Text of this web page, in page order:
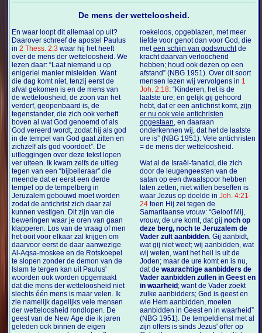
De mens der wetteloosheid.
En waar loopt dit allemaal op uit?
Daarover schreef de apostel Paulus
in2 Thess. 2:3 waar hij het heeft
over de mens der wetteloosheid. We
lezen daar: “Laat niemand u op
enigerlei manier misleiden. Want
die dag komt niet, tenzij eerst de
afval gekomen is en de mens van
de wetteloosheid, de zoon van het
verderf, geopenbaard is, de
tegenstander, die zich ook verheft
boven al wat God genoemd of als
God vereerd wordt, zodat hij als god
in de tempel van God gaat zitten en
zichzelf als god voordoet”. De
uitleggingen over deze tekst lopen
ver uiteen. Ik kwam zelfs de uitleg
tegen van een “bijbelleraar” die
meende dat er eerst een derde
tempel op de tempelberg in
Jeruzalem gebouwd moet worden
zodat de antichrist zich daar zal
kunnen vestigen. Dit zijn van die
beweringen waar je oren van gaan
klapperen. Los van de vraag of men
het ooit voor elkaar zal krijgen om
daarvoor eerst de daar aanwezige
Al-Aqsa-moskee en de Rotskoepel
te slopen zonder de demon van de
Islam te tergen kan uit Paulus'
woorden ook worden opgemaakt
dat die mens der wetteloosheid niet
slechts één mens is maar velen. Ik
zie namelijk dagelijks vele mensen
der wetteloosheid rondlopen. De
geest van de New Age die ik jaren
geleden ook binnen de eigen
roekeloos, opgeblazen, met meer
liefde voor genot dan voor God, die
meteen schijn van godsvruchtde
kracht daarvan verloochend
hebben; houd ook dezen op een
afstand” (NBG 1951). Over dit soort
mensen lezen wij vervolgens in 1
Joh. 2:18: “Kinderen, het is de
laatste ure; en gelijk gij gehoord
hebt, dat er een antichrist komt, zijn
er nu ook vele antichristen
opgestaan, en daaraan
onderkennen wij, dat het de laatste
ure is” (NBG 1951). Vele antichristen
= de mens der wetteloosheid.
Wat al de Israël-fanatici, die zich
door de leugengeesten van de
satan op een dwaalspoor hebben
laten zetten, niet willen beseffen is
waar Jezus op doelde in Joh. 4:21-
24toen Hij zei tegen de
Samaritaanse vrouw: “Geloof Mij,
vrouw, de ure komt, dat gij noch op
deze berg, noch te Jeruzalem de
Vader zult aanbidden. Gij aanbidt,
wat gij niet weet; wij aanbidden, wat
wij weten, want het heil is uit de
Joden; maar de ure komt en is nu,
dat de waarachtige aanbidders de
Vader aanbidden zullen in Geest en
in waarheid ; want de Vader zoekt
zulke aanbidders; God is geest en
wie Hem aanbidden, moeten
aanbidden in Geest en in waarheid”
(NBG 1951). De tempeldienst met al
zijn offers is sinds Jezus' offer op